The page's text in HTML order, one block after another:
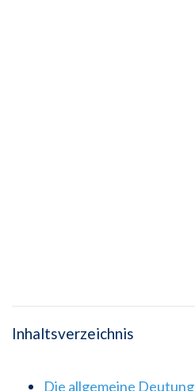
Inhaltsverzeichnis
Die allgemeine Deutung